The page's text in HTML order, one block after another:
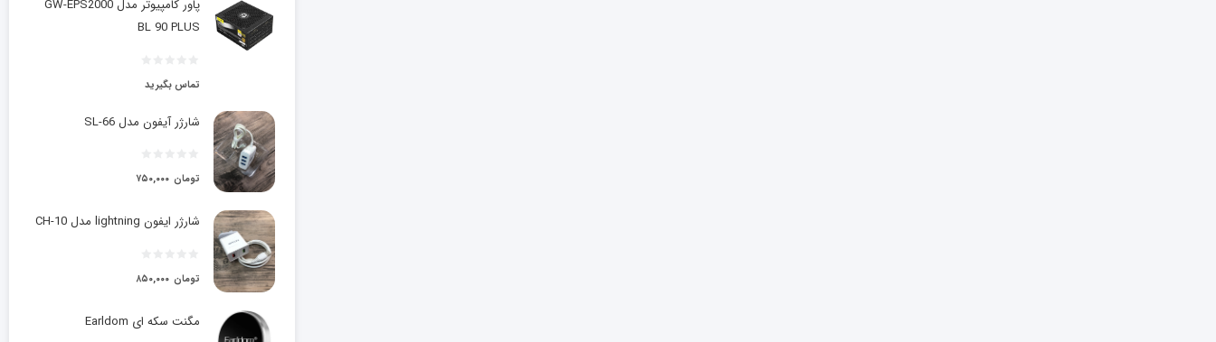
پاور کامپیوتر مدل GW-EPS2000
BL 90 PLUS
تماس بگیرید
شارژر آیفون مدل SL-66
۷۵۰,۰۰۰ تومان
شارژر ایفون lightning مدل CH-10
۸۵۰,۰۰۰ تومان
مگنت سکه ای Earldom